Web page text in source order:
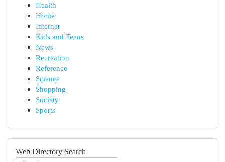
Health
Home
Internet
Kids and Teens
News
Recreation
Reference
Science
Shopping
Society
Sports
Web Directory Search